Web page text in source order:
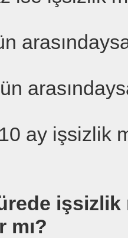
ay işsizlik
mı?